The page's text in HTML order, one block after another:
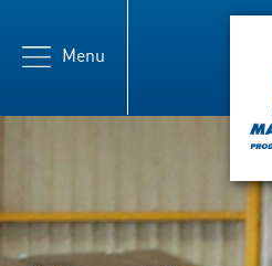
Menu